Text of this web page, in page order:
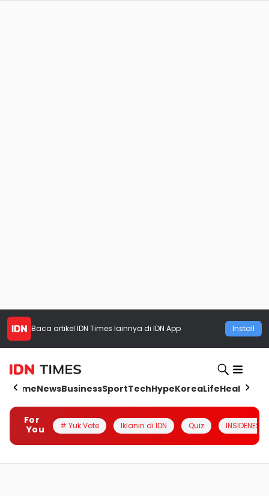
Baca artikel IDN Times lainnya di IDN App Install
HomeNewsBusinessSportTechHypeKoreaLifeHealth
For
You
# Yuk Vote Iklanin di IDN Quiz INSIDENESIA